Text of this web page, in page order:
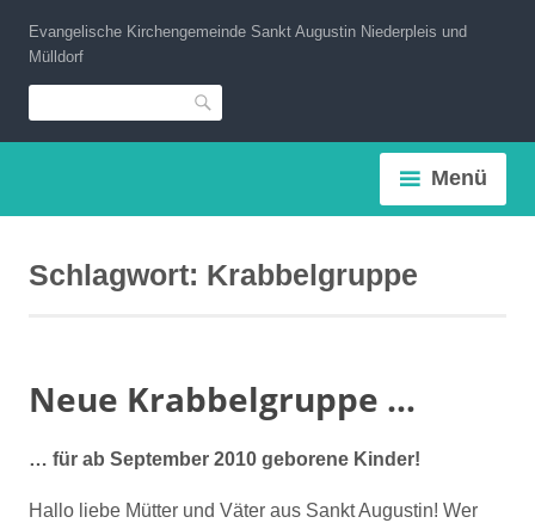
Inhalt
springen
Evangelische Kirchengemeinde Sankt Augustin Niederpleis und
Mülldorf
Suche
Menü
Schlagwort: Krabbelgruppe
Neue Krabbelgruppe …
… für ab September 2010 geborene Kinder!
Hallo liebe Mütter und Väter aus Sankt Augustin! Wer